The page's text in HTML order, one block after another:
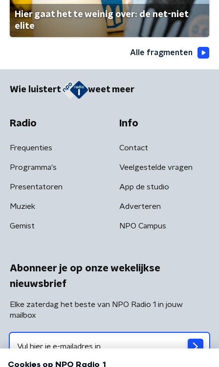
Hier gaat het te weinig over: de net-niet
elite
Alle fragmenten
Wie luistert weet meer
Radio
Frequenties
Programma's
Presentatoren
Muziek
Gemist
Info
Contact
Veelgestelde vragen
App de studio
Adverteren
NPO Campus
Abonneer je op onze wekelijkse
nieuwsbrief
Elke zaterdag het beste van NPO Radio 1 in jouw
mailbox